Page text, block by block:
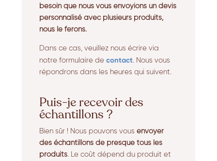
besoin que nous vous envoyions un devis
personnalisé avec plusieurs produits,
nous le ferons.
Dans ce cas, veuillez nous écrire via
notre formulaire de contact. Nous vous
répondrons dans les heures qui suivent.
Puis-je recevoir des
échantillons ?
Bien sûr ! Nous pouvons vous envoyer
des échantillons de presque tous les
produits. Le coût dépend du produit et